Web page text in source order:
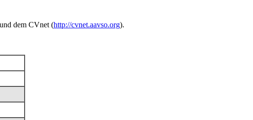
und dem CVnet (http://cvnet.aavso.org).